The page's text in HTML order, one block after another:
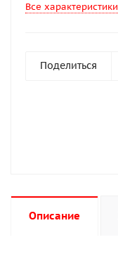
Все характеристики
Поделиться
Описание